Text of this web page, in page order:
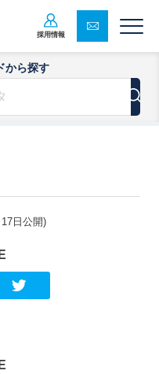
採用情報
から探す
日公開)